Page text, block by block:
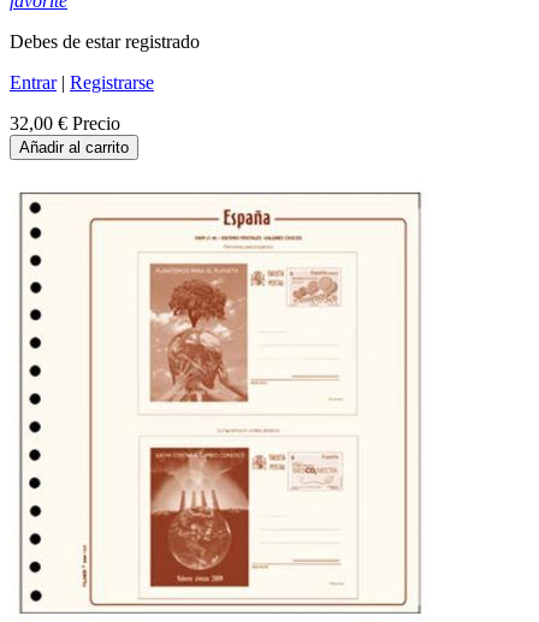
Debes de estar registrado
Entrar| Registrarse
32,00 € Precio
Añadir al carrito